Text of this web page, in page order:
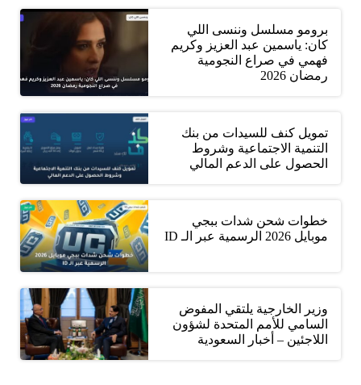
برومو مسلسل وننسى اللي
كان: ياسمين عبد العزيز وكريم
فهمي في صراع النجومية
رمضان 2026
تمويل كنف للسيدات من بنك
التنمية الاجتماعية وشروط
الحصول على الدعم المالي
خطوات شحن شدات ببجي
موبايل 2026 الرسمية عبر الـ ID
وزير الخارجية يلتقي المفوض
السامي للأمم المتحدة لشؤون
اللاجئين – أخبار السعودية